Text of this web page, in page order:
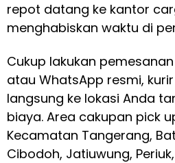
repot datang ke kantor
menghabiskan waktu di
Cukup lakukan
atau WhatsApp resmi,
langsung ke lokasi Anda
biaya. Area cakupan pick
Kecamatan Tangerang,
Cibodoh, Jatiuwung,